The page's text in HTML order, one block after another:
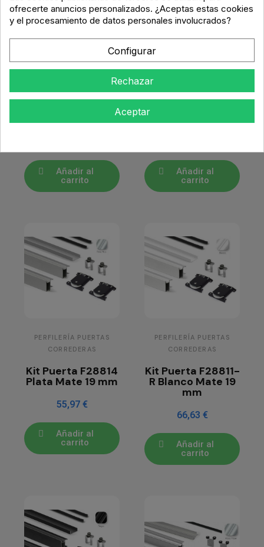
PERFILERÍA PUERTAS
Kit Puerta
F28763-R Blanco
Mate 16 mm
Añadir al
carrito
PERFILERÍA PUERTAS
Kit Puerta F28762
mm
Añadir al
carrito
PERFILERÍA PUERTAS
CORREDERAS
Kit Puerta F28814
Plata Mate 19 mm
55,97 €
Añadir al
carrito
PERFILERÍA PUERTAS
CORREDERAS
Kit Puerta F28811-
R Blanco Mate 19
mm
66,63 €
Añadir al
carrito
ofrecerte anuncios personalizados. ¿Aceptas estas cookies
y el procesamiento de datos personales involucrados?
Configurar
Rechazar
Aceptar